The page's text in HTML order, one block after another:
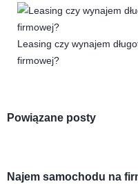
Leasing czy wynajem
firmowej?
Powiązane posty
Najem samochodu na